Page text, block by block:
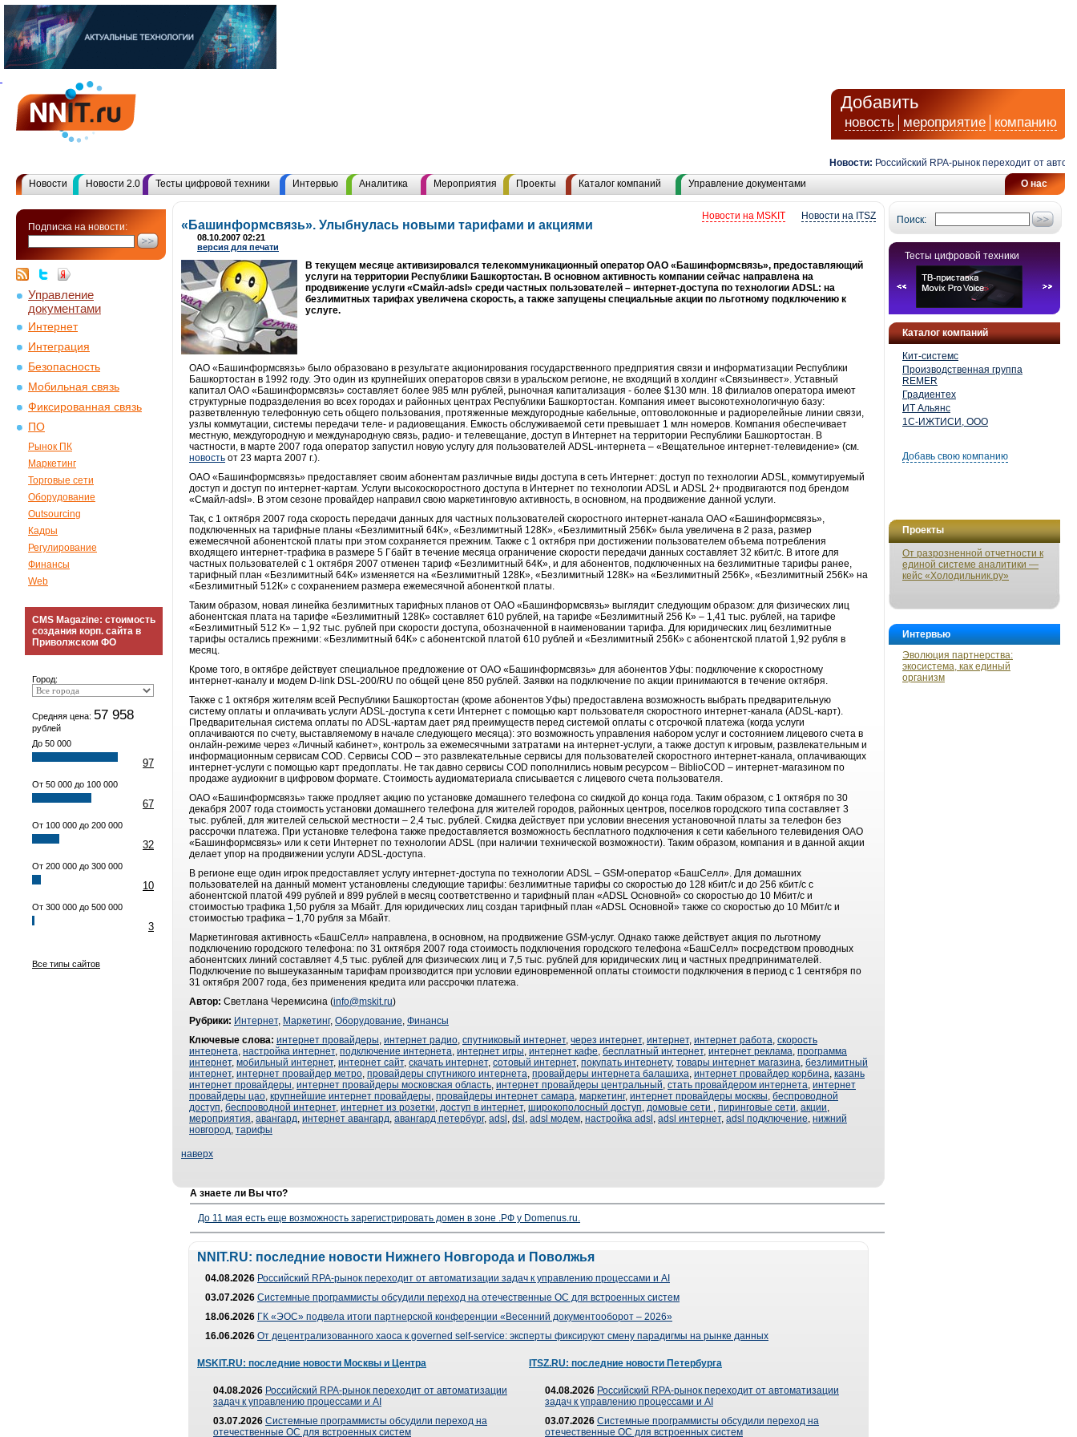
Добавить
новость мероприятие компанию
Новости: Российский RPA-рынок переходит от
О нас
Новости Новости 2.0 Тесты цифровой техники Интервью Аналитика Мероприятия Проекты Каталог компаний Управление документами
Подписка на новости:
Управление
документами
Интернет
Интеграция
Безопасность
Мобильная связь
Фиксированная связь
ПО
Рынок ПК
Маркетинг
Торговые сети
Оборудование
Outsourcing
Кадры
Регулирование
Финансы
Web
CMS Magazine: стоимость
создания корп. сайта в
Приволжском ФО
Город:
Средняя цена: 57 958
рублей
До 50 000
97
От 50 000 до 100 000
67
От 100 000 до 200 000
32
От 200 000 до 300 000
10
От 300 000 до 500 000
3
Все типы сайтов
Поиск:
Тесты цифровой техники
Каталог компаний
Кит-системс
Производственная группа
REMER
Градиентех
ИТ Альянс
1С-ИЖТИСИ, ООО
Добавь свою компанию
Проекты
От разрозненной отчетности к
единой системе аналитики —
кейс «Холодильник.ру»
Интервью
Эволюция партнерства:
экосистема, как единый
организм
Новости на ITSZ
Новости на MSKIT
«Башинформсвязь». Улыбнулась новыми тарифами и акциями
08.10.2007 02:21
версия для печати
В текущем месяце активизировался телекоммуникационный оператор ОАО «Башинформсвязь», предоставляющий
услуги на территории Республики Башкортостан. В основном активность компании сейчас направлена на
продвижение услуги «Смайл-adsl» среди частных пользователей – интернет-доступа по технологии ADSL: на
безлимитных тарифах увеличена скорость, а также запущены специальные акции по льготному подключению к
услуге.
ОАО «Башинформсвязь» было образовано в результате акционирования государственного предприятия связи и информатизации Республики
Башкортостан в 1992 году. Это один из крупнейших операторов связи в уральском регионе, не входящий в холдинг «Связьинвест». Уставный
капитал ОАО «Башинформсвязь» составляет более 985 млн рублей, рыночная капитализация - более $130 млн. 18 филиалов оператора имеют
структурные подразделения во всех городах и районных центрах Республики Башкортостан. Компания имеет высокотехнологичную базу:
разветвленную телефонную сеть общего пользования, протяженные междугородные кабельные, оптоволоконные и радиорелейные линии связи,
узлы коммутации, системы передачи теле- и радиовещания. Емкость обслуживаемой сети превышает 1 млн номеров. Компания обеспечивает
местную, междугородную и международную связь, радио- и телевещание, доступ в Интернет на территории Республики Башкортостан. В
частности, в марте 2007 года оператор запустил новую услугу для пользователей АDSL-интернета – «Вещательное интернет-телевидение» (см.
новость от 23 марта 2007 г.).
ОАО «Башинформсвязь» предоставляет своим абонентам различные виды доступа в сеть Интернет: доступ по технологии ADSL, коммутируемый
доступ и доступ по интернет-картам. Услуги высокоскоростного доступа в Интернет по технологии ADSL и ADSL 2+ продвигаются под брендом
«Смайл-adsl». В этом сезоне провайдер направил свою маркетинговую активность, в основном, на продвижение данной услуги.
Так, с 1 октября 2007 года скорость передачи данных для частных пользователей скоростного интернет-канала ОАО «Башинформсвязь»,
подключенных на тарифные планы «Безлимитный 64К», «Безлимитный 128К», «Безлимитный 256К» была увеличена в 2 раза, размер
ежемесячной абонентской платы при этом сохраняется прежним. Также с 1 октября при достижении пользователем объема потребления
входящего интернет-трафика в размере 5 Гбайт в течение месяца ограничение скорости передачи данных составляет 32 кбит/с. В итоге для
частных пользователей с 1 октября 2007 отменен тариф «Безлимитный 64К», и для абонентов, подключенных на безлимитные тарифы ранее,
тарифный план «Безлимитный 64К» изменяется на «Безлимитный 128К», «Безлимитный 128К» на «Безлимитный 256К», «Безлимитный 256К» на
«Безлимитный 512К» с сохранением размера ежемесячной абоненткой платы.
Таким образом, новая линейка безлимитных тарифных планов от ОАО «Башинформсвязь» выглядит следующим образом: для физических лиц
абонентская плата на тарифе «Безлимитный 128К» составляет 610 рублей, на тарифе «Безлимитный 256 К» – 1,41 тыс. рублей, на тарифе
«Безлимитный 512 К» – 1,92 тыс. рублей при скорости доступа, обозначенной в наименовании тарифа. Для юридических лиц безлимитные
тарифы остались прежними: «Безлимитный 64К» с абонентской платой 610 рублей и «Безлимитный 256К» с абонентской платой 1,92 рубля в
месяц.
Кроме того, в октябре действует специальное предложение от ОАО «Башинформсвязь» для абонентов Уфы: подключение к скоростному
интернет-каналу и модем D-link DSL-200/RU по общей цене 850 рублей. Заявки на подключение по акции принимаются в течение октября.
Также с 1 октября жителям всей Республики Башкортостан (кроме абонентов Уфы) предоставлена возможность выбрать предварительную
систему оплаты и оплачивать услуги ADSL-доступа к сети Интернет с помощью карт пользователя скоростного интернет-канала (ADSL-карт).
Предварительная система оплаты по ADSL-картам дает ряд преимуществ перед системой оплаты с отсрочкой платежа (когда услуги
оплачиваются по счету, выставляемому в начале следующего месяца): это возможность управления набором услуг и состоянием лицевого счета в
онлайн-режиме через «Личный кабинет», контроль за ежемесячными затратами на интернет-услуги, а также доступ к игровым, развлекательным и
информационным сервисам COD. Сервисы COD – это развлекательные сервисы для пользователей скоростного интернет-канала, оплачивающих
интернет-услуги с помощью карт предоплаты. Не так давно сервисы COD пополнились новым ресурсом – BiblioCOD – интернет-магазином по
продаже аудиокниг в цифровом формате. Стоимость аудиоматериала списывается с лицевого счета пользователя.
ОАО «Башинформсвязь» также продляет акцию по установке домашнего телефона со скидкой до конца года. Таким образом, с 1 октября по 30
декабря 2007 года стоимость установки домашнего телефона для жителей городов, районных центров, поселков городского типа составляет 3
тыс. рублей, для жителей сельской местности – 2,4 тыс. рублей. Скидка действует при условии внесения установочной платы за телефон без
рассрочки платежа. При установке телефона также предоставляется возможность бесплатного подключения к сети кабельного телевидения ОАО
«Башинформсвязь» или к сети Интернет по технологии ADSL (при наличии технической возможности). Таким образом, компания и в данной акции
делает упор на продвижении услуги ADSL-доступа.
В регионе еще один игрок предоставляет услугу интернет-доступа по технологии ADSL – GSM-оператор «БашСелл». Для домашних
пользователей на данный момент установлены следующие тарифы: безлимитные тарифы со скоростью до 128 кбит/с и до 256 кбит/с с
абонентской платой 499 рублей и 899 рублей в месяц соответственно и тарифный план «ADSL Основной» со скоростью до 10 Мбит/с и
стоимостью трафика 1,50 рубля за Мбайт. Для юридических лиц создан тарифный план «ADSL Основной» также со скоростью до 10 Мбит/с и
стоимостью трафика – 1,70 рубля за Мбайт.
Маркетинговая активность «БашСелл» направлена, в основном, на продвижение GSM-услуг. Однако также действует акция по льготному
подключению городского телефона: по 31 октября 2007 года стоимость подключения городского телефона «БашСелл» посредством проводных
абонентских линий составляет 4,5 тыс. рублей для физических лиц и 7,5 тыс. рублей для юридических лиц и частных предпринимателей.
Подключение по вышеуказанным тарифам производится при условии единовременной оплаты стоимости подключения в период с 1 сентября по
31 октября 2007 года, без применения кредита или рассрочки платежа.
Автор: Светлана Черемисина (info@mskit.ru)
Рубрики: Интернет, Маркетинг, Оборудование, Финансы
Ключевые слова: интернет провайдеры, интернет радио, спутниковый интернет, через интернет, интернет, интернет работа, скорость
интернета, настройка интернет, подключение интернета, интернет игры, интернет кафе, бесплатный интернет, интернет реклама, программа
интернет, мобильный интернет, интернет сайт, скачать интернет, сотовый интернет, покупать интернету, товары интернет магазина, безлимитный
интернет, интернет провайдер метро, провайдеры спутникого интернета, провайдеры интернета балашиха, интернет провайдер корбина, казань
интернет провайдеры, интернет провайдеры московская область, интернет провайдеры центральный, стать провайдером интернета, интернет
провайдеры цао, крупнейшие интернет провайдеры, провайдеры интернет самара, маркетинг, интернет провайдеры москвы, беспроводной
доступ, беспроводной интернет, интернет из розетки, доступ в интернет, широкополосный доступ, домовые сети , пиринговые сети, акции,
мероприятия, авангард, интернет авангард, авангард петербург, adsl , dsl , adsl модем, настройка adsl , adsl интернет, adsl подключение, нижний
новгород, тарифы
наверх
А знаете ли Вы что?
До 11 мая есть еще возможность зарегистрировать домен в зоне .РФ у Domenus.ru.
NNIT.RU: последние новости Нижнего Новгорода и Поволжья
04.08.2026 Российский RPA-рынок переходит от автоматизации задач к управлению процессами и AI
03.07.2026 Системные программисты обсудили переход на отечественные ОС для встроенных систем
18.06.2026 ГК «ЭОС» подвела итоги партнерской конференции «Весенний документооборот – 2026»
16.06.2026 От децентрализованного хаоса к governed self-service: эксперты фиксируют смену парадигмы на рынке данных
MSKIT.RU: последние новости Москвы и Центра
04.08.2026 Российский RPA-рынок переходит от автоматизации
задач к управлению процессами и AI
03.07.2026 Системные программисты обсудили переход на
отечественные ОС для встроенных систем
ITSZ.RU: последние новости Петербурга
04.08.2026 Российский RPA-рынок переходит от автоматизации
задач к управлению процессами и AI
03.07.2026 Системные программисты обсудили переход на
отечественные ОС для встроенных систем